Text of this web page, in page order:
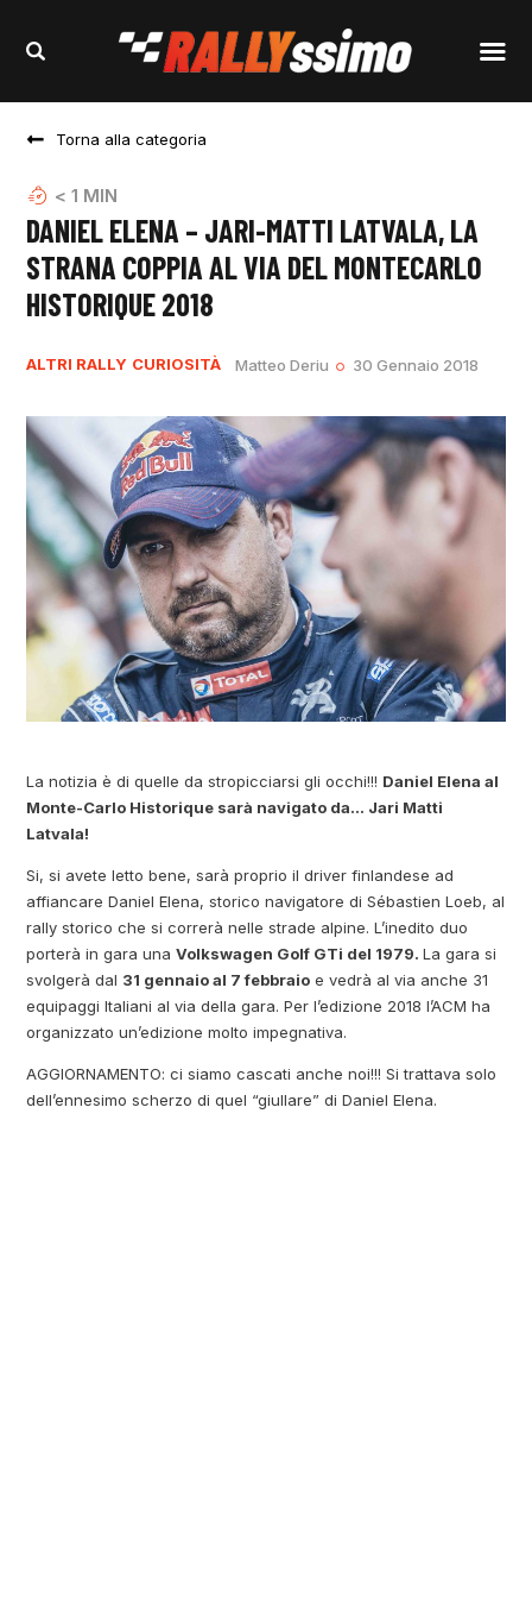
Torna alla categoria
< 1 MIN
DANIEL ELENA – JARI-MATTI LATVALA, LA
STRANA COPPIA AL VIA DEL MONTECARLO
HISTORIQUE 2018
ALTRI RALLY CURIOSITÀ Matteo Deriu 30 Gennaio 2018
La notizia è di quelle da stropicciarsi gli occhi!!! Daniel Elena al
Monte-Carlo Historique sarà navigato da… Jari Matti
Latvala!
Si, si avete letto bene, sarà proprio il driver finlandese ad
affiancare Daniel Elena, storico navigatore di Sébastien Loeb, al
rally storico che si correrà nelle strade alpine. L’inedito duo
porterà in gara unaVolkswagen Golf GTi del 1979.La gara si
svolgerà dal 31 gennaio al 7 febbraio e vedrà al via anche 31
equipaggi Italiani al via della gara. Per l’edizione 2018 l’ACM ha
organizzato un’edizione molto impegnativa.
AGGIORNAMENTO: ci siamo cascati anche noi!!! Si trattava solo
dell’ennesimo scherzo di quel “giullare” di Daniel Elena.